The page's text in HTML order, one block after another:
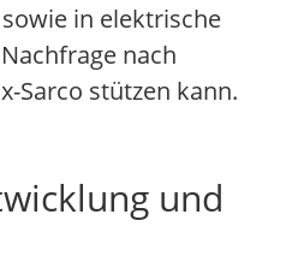
in elektrische
nach
Sarco stützen kann.
und